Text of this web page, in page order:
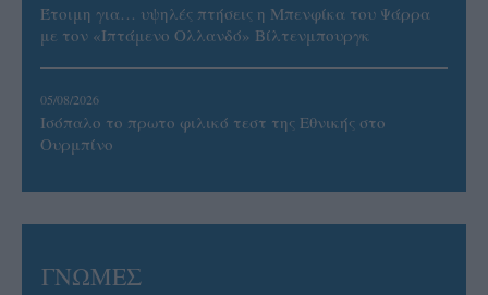
Έτοιμη για… υψηλές πτήσεις η Μπενφίκα του Ψάρρα
με τον «Ιπτάμενο Ολλανδό» Βίλτενμπουργκ
05/08/2026
Ισόπαλο το πρωτο φιλικό τεστ της Εθνικής στο
Ουρμπίνο
ΓΝΩΜΕΣ